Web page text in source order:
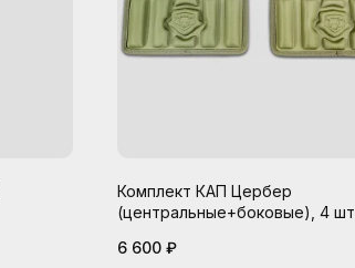
Комплект КАП Цербер
(центральные+боковые), 4 шт
6 600 ₽